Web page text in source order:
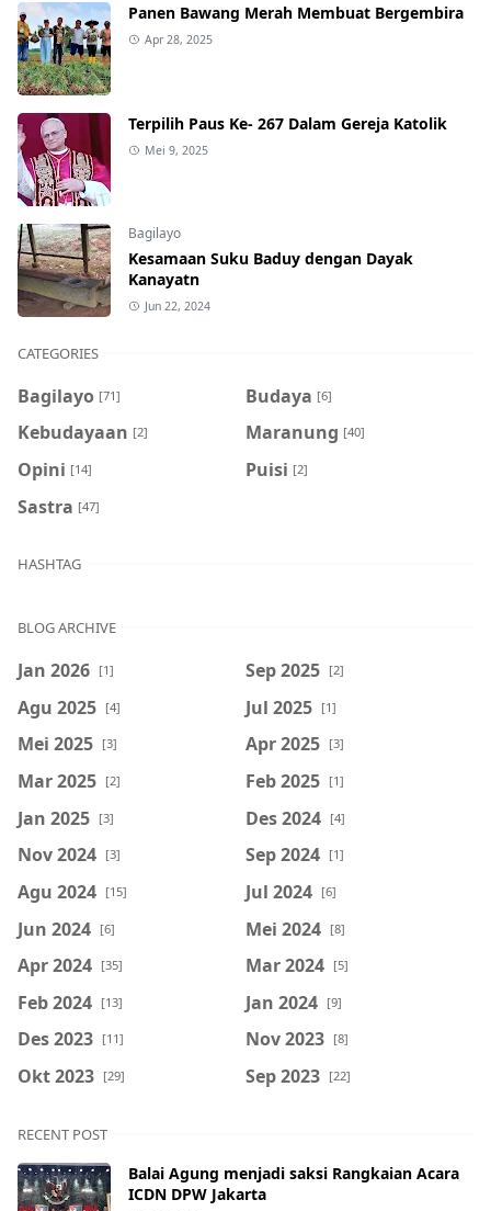
Panen Bawang Merah Membuat Bergembira
Apr 28, 2025
Terpilih Paus Ke- 267 Dalam Gereja Katolik
Mei 9, 2025
Bagilayo
Kesamaan Suku Baduy dengan Dayak
Kanayatn
Jun 22, 2024
CATEGORIES
Bagilayo [71] Budaya [6]
Kebudayaan [2] Maranung [40]
Opini [14] Puisi [2]
Sastra [47]
HASHTAG
BLOG ARCHIVE
Jan 2026 [1] Sep 2025 [2]
Agu 2025 [4] Jul 2025 [1]
Mei 2025 [3] Apr 2025 [3]
Mar 2025 [2] Feb 2025 [1]
Jan 2025 [3] Des 2024 [4]
Nov 2024 [3] Sep 2024 [1]
Agu 2024 [15] Jul 2024 [6]
Jun 2024 [6] Mei 2024 [8]
Apr 2024 [35] Mar 2024 [5]
Feb 2024 [13] Jan 2024 [9]
Des 2023 [11] Nov 2023 [8]
Okt 2023 [29] Sep 2023 [22]
RECENT POST
Balai Agung menjadi saksi Rangkaian Acara
ICDN DPW Jakarta